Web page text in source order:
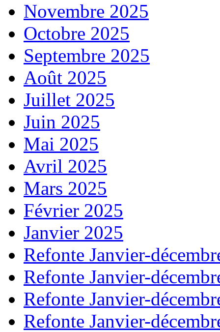
Novembre 2025
Octobre 2025
Septembre 2025
Août 2025
Juillet 2025
Juin 2025
Mai 2025
Avril 2025
Mars 2025
Février 2025
Janvier 2025
Refonte Janvier-
Refonte Janvier-
Refonte Janvier-
Refonte Janvier-